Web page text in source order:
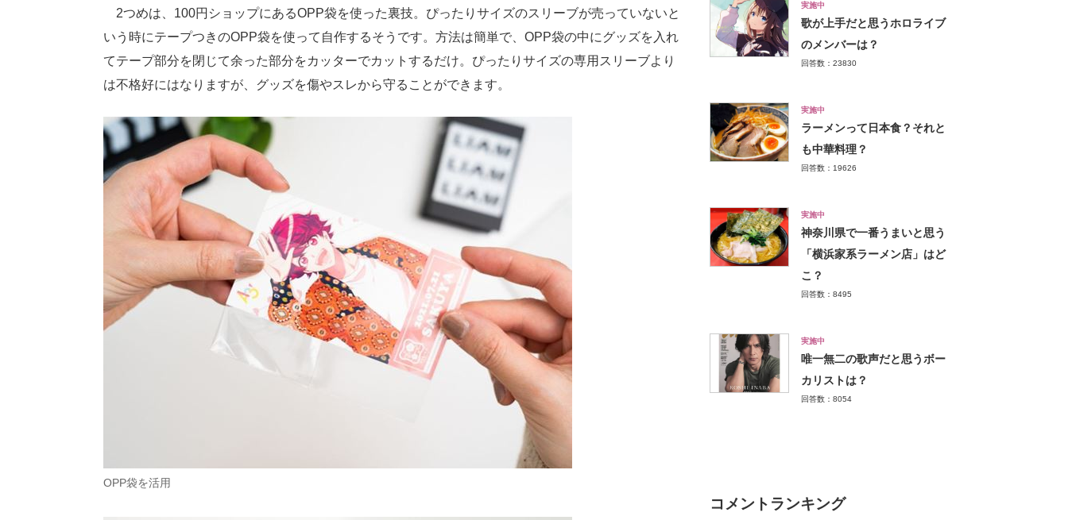
2つめは、100円ショップにあるOPP袋を使った裏技。ぴったりサイズのスリーブが売っていないと
いう時にテープつきのOPP袋を使って自作するそうです。方法は簡単で、OPP袋の中にグッズを入れ
てテープ部分を閉じて余った部分をカッターでカットするだけ。ぴったりサイズの専用スリーブより
は不格好にはなりますが、グッズを傷やスレから守ることができます。
OPP袋を活用
実施中
歌が上手だと思うホロライブ
のメンバーは？
回答数：23830
実施中
ラーメンって日本食？それと
も中華料理？
回答数：19626
実施中
神奈川県で一番うまいと思う
「横浜家系ラーメン店」はど
こ？
回答数：8495
実施中
唯一無二の歌声だと思うボー
カリストは？
回答数：8054
コメントランキング